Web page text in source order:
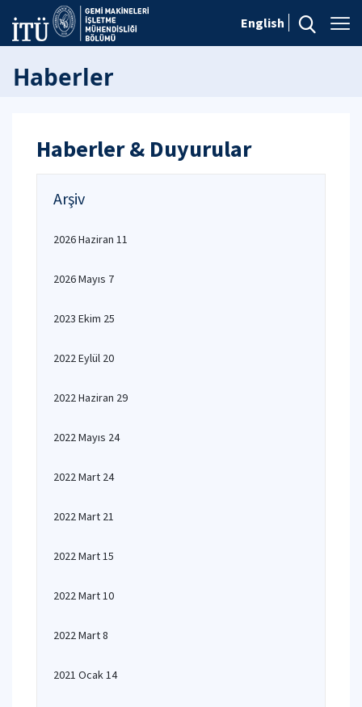
English
Haberler
Haberler & Duyurular
Arşiv
2026 Haziran 11
2026 Mayıs 7
2023 Ekim 25
2022 Eylül 20
2022 Haziran 29
2022 Mayıs 24
2022 Mart 24
2022 Mart 21
2022 Mart 15
2022 Mart 10
2022 Mart 8
2021 Ocak 14